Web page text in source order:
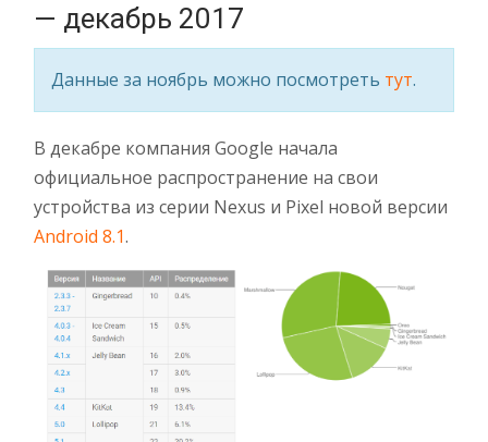
— декабрь 2017
Данные за ноябрь можно посмотреть тут.
В декабре компания Google начала
официальное распространение на свои
устройства из серии Nexus и Pixel новой версии
Android 8.1.